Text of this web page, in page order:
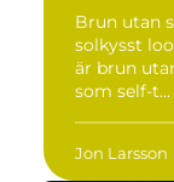
Brun utan
solkysst
är brun
som self-t...
Jon Larsson